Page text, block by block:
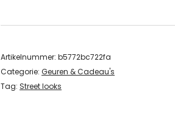
Artikelnummer: b5772bc722fa
Categorie: Geuren & Cadeau's
Tag: Street looks